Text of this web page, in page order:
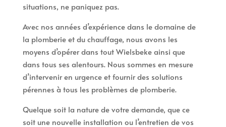
situations, ne paniquez pas.
Avec nos années d’expérience dans le domaine de
la plomberie et du chauffage, nous avons les
moyens d’opérer dans tout Wielsbeke ainsi que
dans tous ses alentours. Nous sommes en mesure
d’intervenir en urgence et fournir des solutions
pérennes à tous les problèmes de plomberie.
Quelque soit la nature de votre demande, que ce
soit une nouvelle installation ou l’entretien de vos